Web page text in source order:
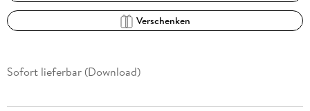
Verschenken
Sofort lieferbar (Download)